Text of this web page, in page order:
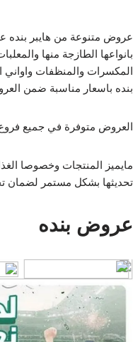
عروض متنوعة من هايبر بنده
بانواعها الطازجة منها
المكسرات والمنظفات واواني
بنده باسعار مناسبة ضمن
العروض متوفرة في جميع فروع
مايميز المنتجات وخصوصا
تحديثها بشكل مستمر لضمان
عروض بنده